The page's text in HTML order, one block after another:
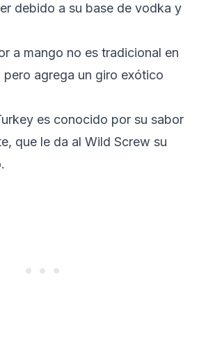
debido a su base de vodka y
a mango no es tradicional en
agrega un giro exótico
es conocido por su sabor
que le da al Wild Screw su